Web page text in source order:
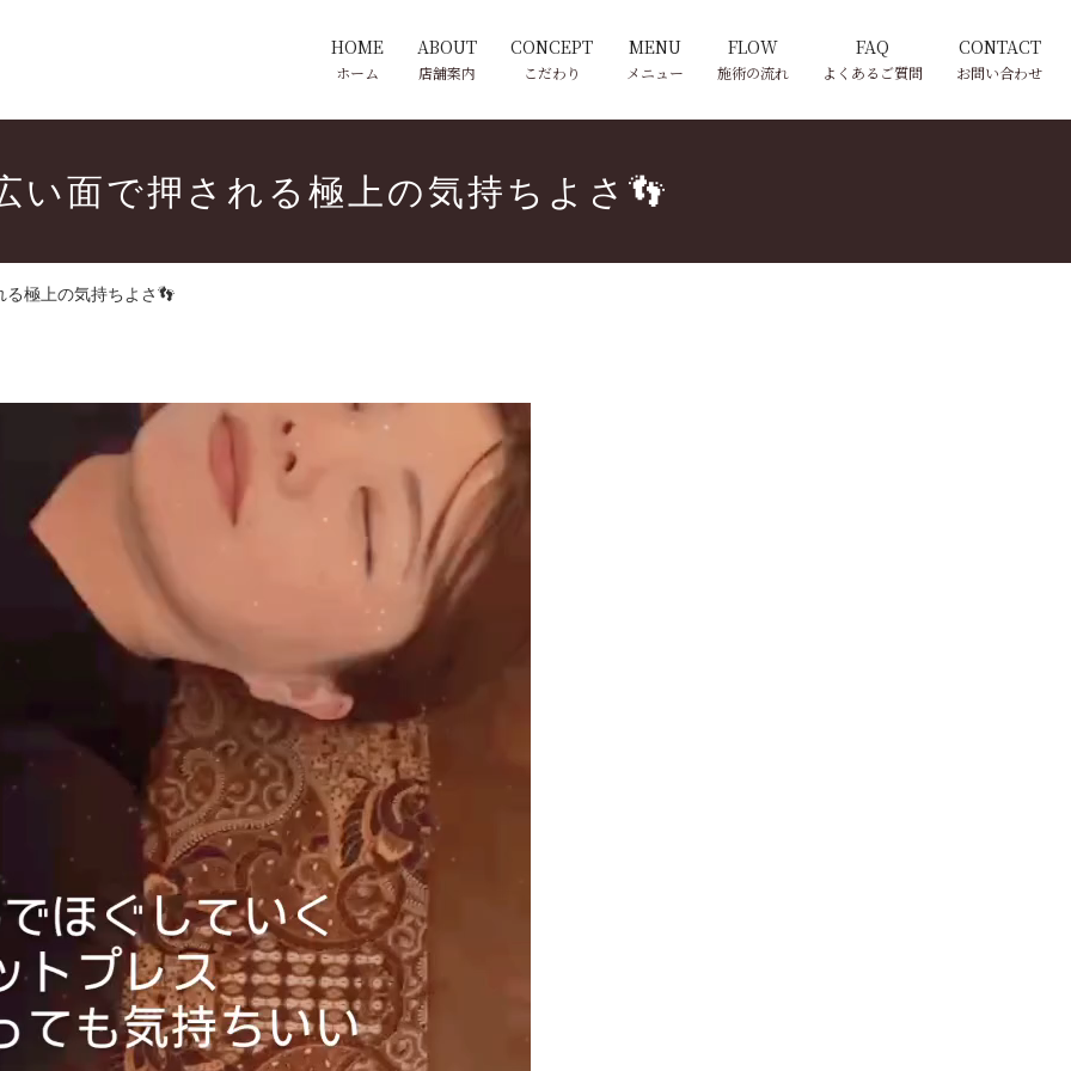
HOME
ホーム
ABOUT
店舗案内
CONCEPT
こだわり
MENU
メニュー
FLOW
施術の流れ
FAQ
よくあるご質問
CONTACT
お問い合わせ
い面で押される極上の気持ちよさ👣
る極上の気持ちよさ👣